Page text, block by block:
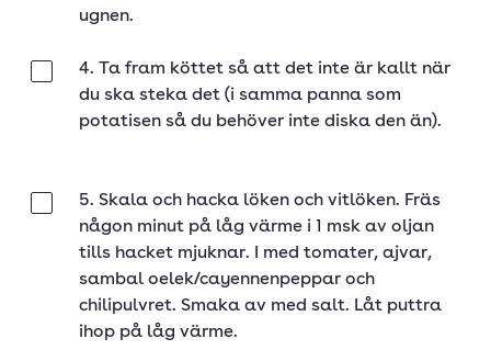
ugnen.
4. Ta fram köttet så att det inte är kallt när
du ska steka det (i samma panna som
potatisen så du behöver inte diska den än).
5. Skala och hacka löken och vitlöken. Fräs
någon minut på låg värme i 1 msk av oljan
tills hacket mjuknar. I med tomater, ajvar,
sambal oelek/cayennenpeppar och
chilipulvret. Smaka av med salt. Låt puttra
ihop på låg värme.